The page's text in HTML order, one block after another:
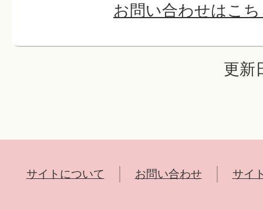
お問い合わせはこ
更新
サイトについて お問い合わせ サイ